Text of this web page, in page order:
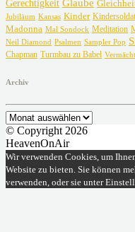
Gerechtigkeit Glaube
Jubiläum Kansas Kinder
Madonna Mal Sondock Meditation
Neil Diamond Psalmen Sampler Pop
Chapman Turmbau zu Babel
Archiv
Archiv
© Copyright 2026
HeavenOnAir
Wir verwenden Cookies, um
Website zu bieten. Sie können
verwenden, oder sie unter